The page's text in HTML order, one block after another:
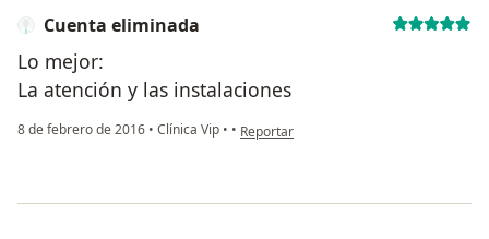
Cuenta eliminada
Lo mejor:
La atención y las instalaciones
8 de febrero de 2016 • Clínica Vip • • en opinión del usuario Cuenta eliminada
Reportar